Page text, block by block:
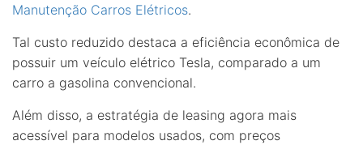
Manutenção Carros Elétricos.
Tal custo reduzido destaca a eficiência econômica de
possuir um veículo elétrico Tesla, comparado a um
carro a gasolina convencional.
Além disso, a estratégia de leasing agora mais
acessível para modelos usados, com preços